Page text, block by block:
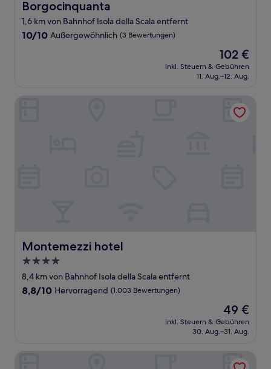
Borgocinquanta
Borgocinquanta
1,6 km von Bahnhof Isola della Scala entfernt
10.0
10/10 Außergewöhnlich (3 Bewertungen)
Der
Preis
beträgt
102 €
inkl. Steuern & Gebühren
11. Aug.–12. Aug.
Montemezzi hotel
Montemezzi hotel
4.0-
Sterne-
Unterkunft
8,4 km von Bahnhof Isola della Scala entfernt
8.8
8,8/10 Hervorragend (1.003 Bewertungen)
Der
Preis
beträgt
49 €
inkl. Steuern & Gebühren
30. Aug.–31. Aug.